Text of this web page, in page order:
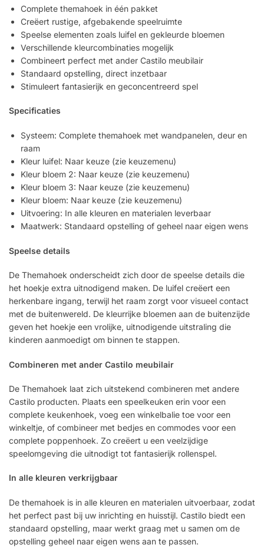
Complete themahoek in één pakket
Creëert rustige, afgebakende speelruimte
Speelse elementen zoals luifel en gekleurde bloemen
Verschillende kleurcombinaties mogelijk
Combineert perfect met ander Castilo meubilair
Standaard opstelling, direct inzetbaar
Stimuleert fantasierijk en geconcentreerd spel
Specificaties
Systeem: Complete themahoek met wandpanelen, deur en
raam
Kleur luifel: Naar keuze (zie keuzemenu)
Kleur bloem 2: Naar keuze (zie keuzemenu)
Kleur bloem 3: Naar keuze (zie keuzemenu)
Kleur bloem: Naar keuze (zie keuzemenu)
Uitvoering: In alle kleuren en materialen leverbaar
Maatwerk: Standaard opstelling of geheel naar eigen wens
Speelse details
De Themahoek onderscheidt zich door de speelse details die
het hoekje extra uitnodigend maken. De luifel creëert een
herkenbare ingang, terwijl het raam zorgt voor visueel contact
met de buitenwereld. De kleurrijke bloemen aan de buitenzijde
geven het hoekje een vrolijke, uitnodigende uitstraling die
kinderen aanmoedigt om binnen te stappen.
Combineren met ander Castilo meubilair
De Themahoek laat zich uitstekend combineren met andere
Castilo producten. Plaats een speelkeuken erin voor een
complete keukenhoek, voeg een winkelbalie toe voor een
winkeltje, of combineer met bedjes en commodes voor een
complete poppenhoek. Zo creëert u een veelzijdige
speelomgeving die uitnodigt tot fantasierijk rollenspel.
In alle kleuren verkrijgbaar
De themahoek is in alle kleuren en materialen uitvoerbaar, zodat
het perfect past bij uw inrichting en huisstijl. Castilo biedt een
standaard opstelling, maar werkt graag met u samen om de
opstelling geheel naar eigen wens aan te passen.